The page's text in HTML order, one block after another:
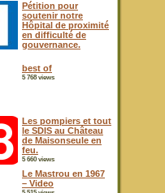
Pétition pour
soutenir notre
Hôpital de proximité
en difficulté de
gouvernance.
best of
5 768 views
Les pompiers et tout
le SDIS au Château
de Maisonseule en
feu.
5 660 views
Le Mastrou en 1967
– Video